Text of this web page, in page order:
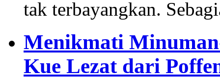
tak terbayangkan.
Menikmati
Kue Lezat dari